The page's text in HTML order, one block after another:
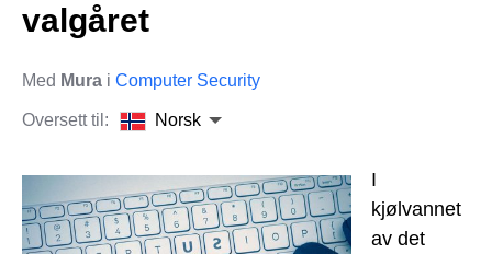
valgåret
Med Mura i Computer Security
Oversett til: Norsk
I
kjølvannet
av det